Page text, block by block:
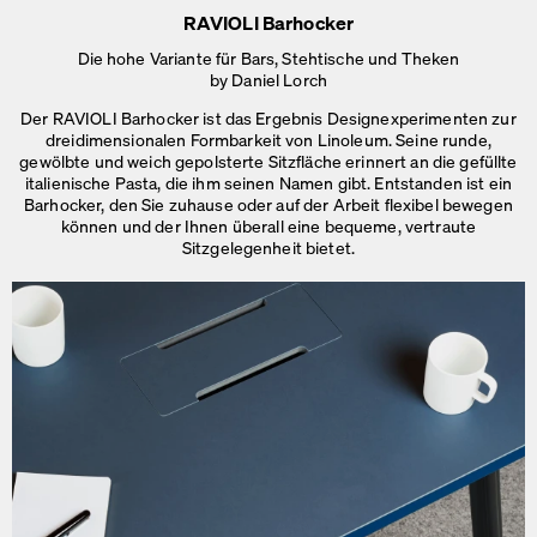
RAVIOLI Barhocker
Die hohe Variante für Bars, Stehtische und Theken
by Daniel Lorch
Der RAVIOLI Barhocker ist das Ergebnis Designexperimenten zur
dreidimensionalen Formbarkeit von Linoleum. Seine runde,
gewölbte und weich gepolsterte Sitzfläche erinnert an die gefüllte
italienische Pasta, die ihm seinen Namen gibt. Entstanden ist ein
Barhocker, den Sie zuhause oder auf der Arbeit flexibel bewegen
können und der Ihnen überall eine bequeme, vertraute
Sitzgelegenheit bietet.